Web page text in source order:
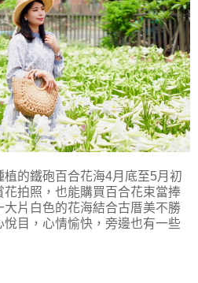
植的鐵砲百合花海4月底至5月初
拍照，也能購買百合花束當捧
片白色的花海結合古厝美不勝
目，心情愉快，旁邊也有一些